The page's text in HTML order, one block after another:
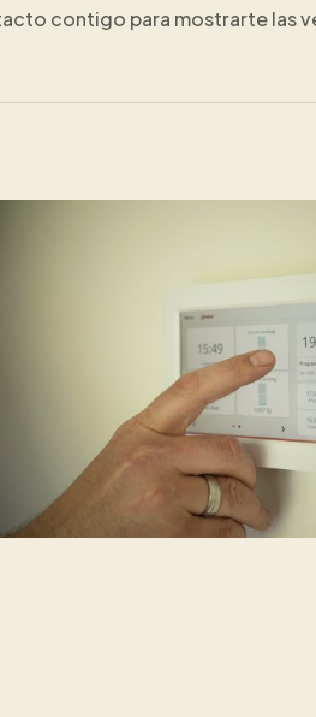
contigo para mostrarte las